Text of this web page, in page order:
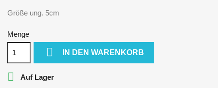
Größe ung. 5cm
Menge
 IN DEN WARENKORB
 Auf Lager